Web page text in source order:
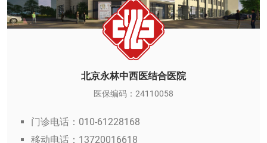
北京永林中西医结合医院
医保编码：24110058
门诊电话：010-61228168
移动电话：13720016618